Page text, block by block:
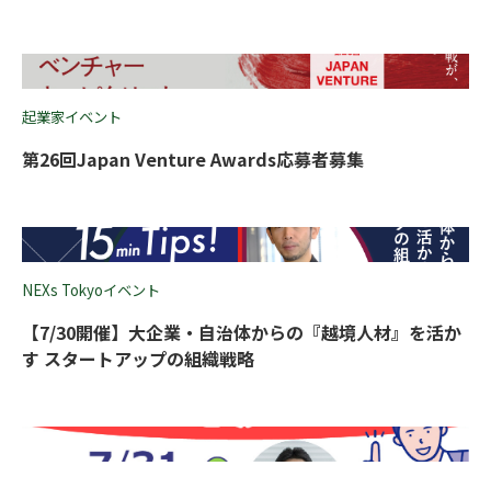
起業家イベント
第26回Japan Venture Awards応募者募集
NEXs Tokyoイベント
【7/30開催】大企業・自治体からの『越境人材』を活か
す スタートアップの組織戦略